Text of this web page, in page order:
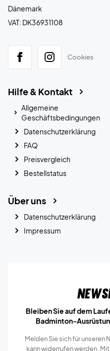
Dänemark
VAT: DK36931108
Cookies
Hilfe & Kontakt
Allgemeine
Geschäftsbedingungen
Datenschutzerklärung
FAQ
Preisvergleich
Bestellstatus
Über uns
Datenschutzerklärung
Impressum
Bleiben Sie auf dem
Badminton-
Melden Sie sich für unseren
kann widerrufen werden.